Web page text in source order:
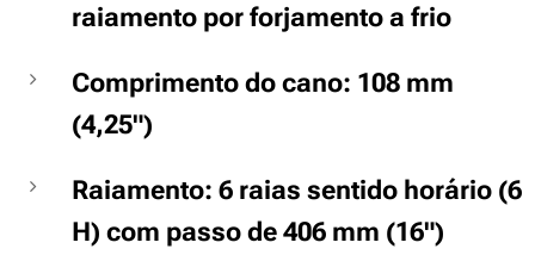
raiamento por forjamento a frio
Comprimento do cano: 108 mm
(4,25")
Raiamento: 6 raias sentido horário (6
H) com passo de 406 mm (16")